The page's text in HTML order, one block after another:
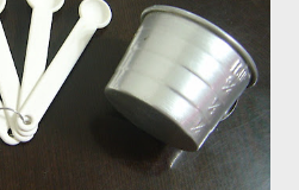
到正常量(每100公克馬鈴薯含2~15
到的壓力環境下生長，木不子不是
有種植經驗的朋友分享。) ◆ 馬鈴
陰暗角落避免受光線照射持續增加
低溫冷藏儲存過的馬鈴薯，切開後
馬鈴薯嚴重。 2014/12/12修正，